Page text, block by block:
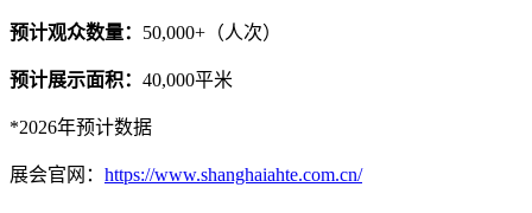
预计观众数量： 50,000+（人次）
预计展示面积： 40,000平米
*2026年预计数据
展会官网： https://www.shanghaiahte.com.cn/